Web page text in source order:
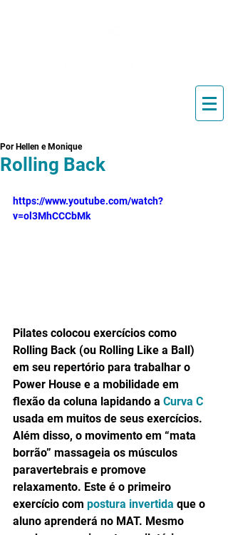
Rolling Back
Por Hellen e Monique
https://www.youtube.com/watch?
v=ol3MhCCCbMk
Pilates colocou exercícios como
Rolling Back (ou Rolling Like a Ball)
em seu repertório para trabalhar o
Power House e a mobilidade em
flexão da coluna lapidando a Curva C
usada em muitos de seus exercícios.
Além disso, o movimento em “mata
borrão” massageia os músculos
paravertebrais e promove
relaxamento. Este é o primeiro
exercício com postura invertida que o
aluno aprenderá no MAT. Mesmo